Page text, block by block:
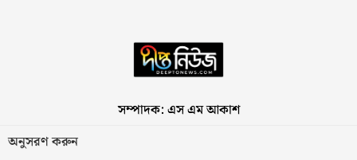
সম্পাদক: এস এম আকাশ
অনুসরণ করুন